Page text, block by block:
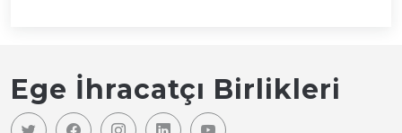
Ege İhracatçı Birlikleri